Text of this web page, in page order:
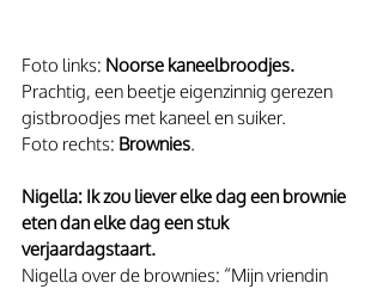
Foto links: Noorse kaneelbroodjes.
Prachtig, een beetje eigenzinnig gerezen
gistbroodjes met kaneel en suiker.
Foto rechts: Brownies.
Nigella: Ik zou liever elke dag een brownie
eten dan elke dag een stuk
verjaardagstaart.
Nigella over de brownies: “Mijn vriendin